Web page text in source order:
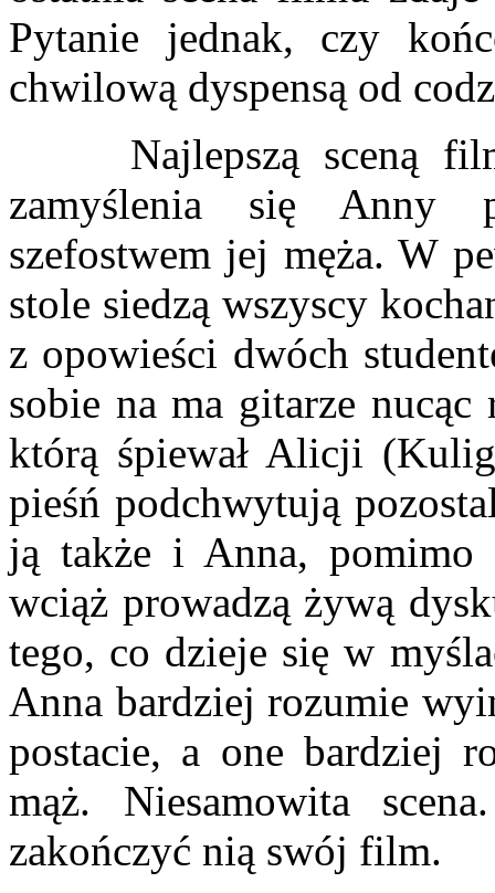
Pytanie jednak, czy
chwilową dyspensą od
Najlepszą sceną
zamyślenia się Anny
szefostwem jej męża. W
stole siedzą wszyscy
z opowieści dwóch
sobie na ma gitarze nucąc
którą śpiewał Alicji
pieśń podchwytują
ją także i Anna,
wciąż prowadzą żywą
tego, co dzieje się w
Anna bardziej rozumie
postacie, a one bardziej
mąż. Niesamowita
zakończyć nią swój film.